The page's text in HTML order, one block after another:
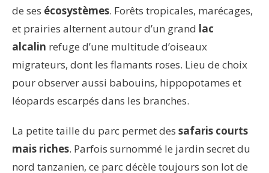
de ses écosystèmes. Forêts tropicales, marécages,
et prairies alternent autour d’un grand lac
alcalin refuge d’une multitude d’oiseaux
migrateurs, dont les flamants roses. Lieu de choix
pour observer aussi babouins, hippopotames et
léopards escarpés dans les branches.
La petite taille du parc permet des safaris courts
mais riches. Parfois surnommé le jardin secret du
nord tanzanien, ce parc décèle toujours son lot de